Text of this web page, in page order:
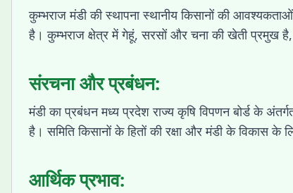
कुम्भराज मंडी की स्थापना स्थानीय किसानों की
है। कुम्भराज क्षेत्र में गेहूं, सरसों और चना की खेती प्रमुख
संरचना और प्रबंधन:
मंडी का प्रबंधन मध्य प्रदेश राज्य कृषि विपणन बोर्ड के
है। समिति किसानों के हितों की रक्षा और मंडी के विकास के
आर्थिक प्रभाव: